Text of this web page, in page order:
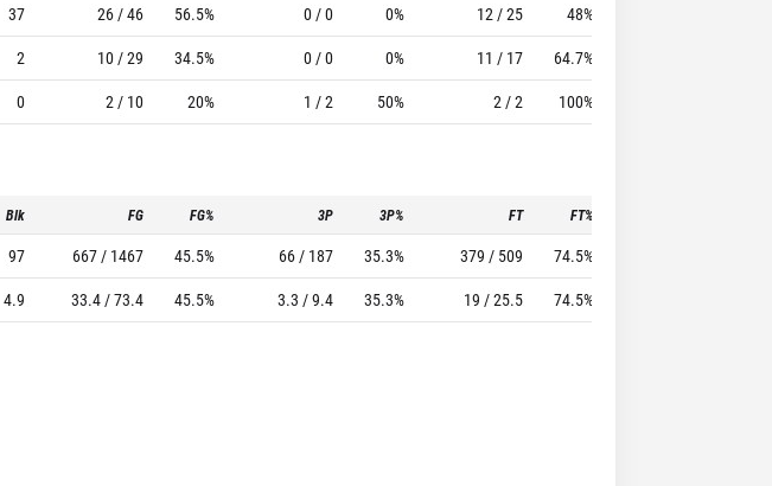
37 26 / 46 56.5% 0 / 0 0% 12 / 25 48%
2 10 / 29 34.5% 0 / 0 0% 11 / 17 64.7%
0 2 / 10 20% 1 / 2 50% 2 / 2 100%
Blk FG FG% 3P 3P% FT FT%
97 667 / 1467 45.5% 66 / 187 35.3% 379 / 509 74.5%
4.9 33.4 / 73.4 45.5% 3.3 / 9.4 35.3% 19 / 25.5 74.5%